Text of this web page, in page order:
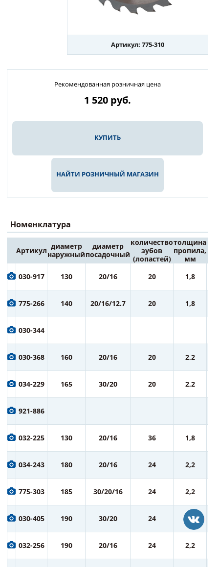
Артикул: 775-310
Рекомендованная розничная цена
1 520 руб.
КУПИТЬ
НАЙТИ РОЗНИЧНЫЙ МАГАЗИН
Номенклатура
Артикул диаметр
наружный
диаметр
посадочный
количество
зубов
(лопастей)
толщина
пропила,
мм
030-917 130 20/16 20 1,8
775-266 140 20/16/12.7 20 1,8
030-344
030-368 160 20/16 20 2,2
034-229 165 30/20 20 2,2
921-886
032-225 130 20/16 36 1,8
034-243 180 20/16 24 2,2
775-303 185 30/20/16 24 2,2
030-405 190 30/20 24 2,2
032-256 190 20/16 24 2,2